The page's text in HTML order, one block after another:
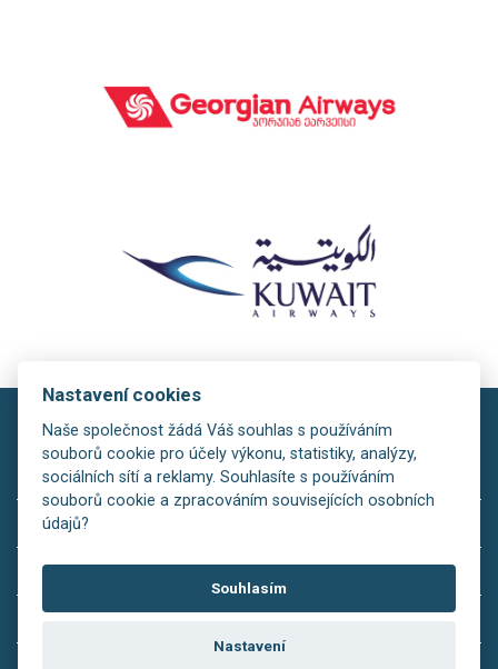
Rezervační systém:is>tour
Redakční systém:is>content
Nastavení cookies
Naše společnost žádá Váš souhlas s používáním
souborů cookie pro účely výkonu, statistiky, analýzy,
sociálních sítí a reklamy. Souhlasíte s používáním
souborů cookie a zpracováním souvisejících osobních
údajů?
Souhlasím
Nastavení